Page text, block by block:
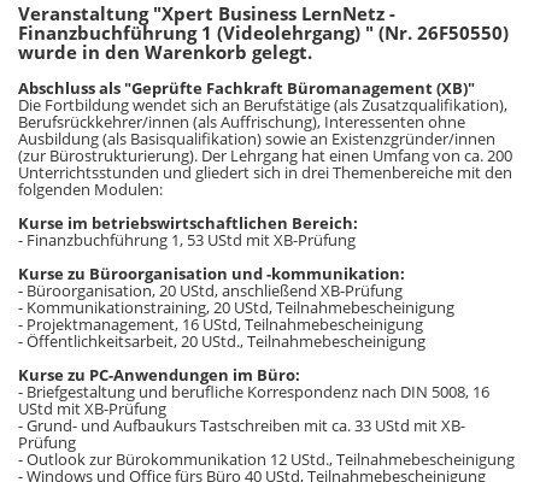
Veranstaltung "Xpert Business LernNetz -
Finanzbuchführung 1 (Videolehrgang) " (Nr. 26F50550)
wurde in den Warenkorb gelegt.
Abschluss als "Geprüfte Fachkraft Büromanagement (XB)"
Die Fortbildung wendet sich an Berufstätige (als Zusatzqualifikation),
Berufsrückkehrer/innen (als Auffrischung), Interessenten ohne
Ausbildung (als Basisqualifikation) sowie an Existenzgründer/innen
(zur Bürostrukturierung). Der Lehrgang hat einen Umfang von ca. 200
Unterrichtsstunden und gliedert sich in drei Themenbereiche mit den
folgenden Modulen:
Kurse im betriebswirtschaftlichen Bereich:
- Finanzbuchführung 1, 53 UStd mit XB-Prüfung
Kurse zu Büroorganisation und -kommunikation:
- Büroorganisation, 20 UStd, anschließend XB-Prüfung
- Kommunikationstraining, 20 UStd, Teilnahmebescheinigung
- Projektmanagement, 16 UStd, Teilnahmebescheinigung
- Öffentlichkeitsarbeit, 20 UStd., Teilnahmebescheinigung
Kurse zu PC-Anwendungen im Büro:
- Briefgestaltung und berufliche Korrespondenz nach DIN 5008, 16
UStd mit XB-Prüfung
- Grund- und Aufbaukurs Tastschreiben mit ca. 33 UStd mit XB-
Prüfung
- Outlook zur Bürokommunikation 12 UStd., Teilnahmebescheinigung
- Windows und Office fürs Büro 40 UStd, Teilnahmebescheinigung